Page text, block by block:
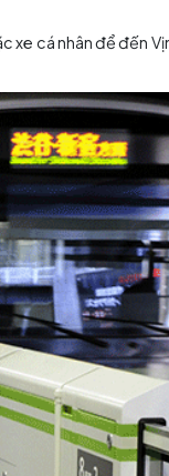
Odaiba.
chỉ thuận tiện,
Bản muốn đến
là Bus số 01 và
taxi hoặc xe